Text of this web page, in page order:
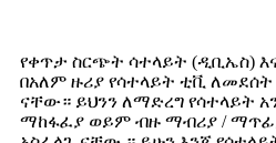
የቀጥታ ስርጭት ሳተላይት (ዲቢኤስ)
በአለም ዙሪያ የሳተላይት ቲቪ
ናቸው። ይህንን ለማድረግ የሳተላይት
ማከፋፈያ ወይም ብዙ ማብሪያ /